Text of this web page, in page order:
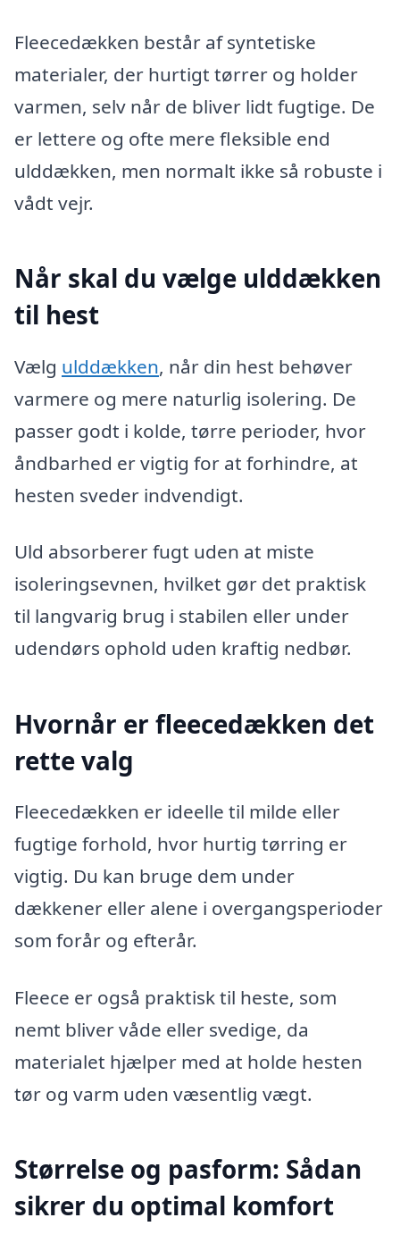
Fleecedækken består af syntetiske
materialer, der hurtigt tørrer og holder
varmen, selv når de bliver lidt fugtige. De
er lettere og ofte mere fleksible end
ulddækken, men normalt ikke så robuste i
vådt vejr.
Når skal du vælge ulddækken
til hest
Vælg ulddækken, når din hest behøver
varmere og mere naturlig isolering. De
passer godt i kolde, tørre perioder, hvor
åndbarhed er vigtig for at forhindre, at
hesten sveder indvendigt.
Uld absorberer fugt uden at miste
isoleringsevnen, hvilket gør det praktisk
til langvarig brug i stabilen eller under
udendørs ophold uden kraftig nedbør.
Hvornår er fleecedækken det
rette valg
Fleecedækken er ideelle til milde eller
fugtige forhold, hvor hurtig tørring er
vigtig. Du kan bruge dem under
dækkener eller alene i overgangsperioder
som forår og efterår.
Fleece er også praktisk til heste, som
nemt bliver våde eller svedige, da
materialet hjælper med at holde hesten
tør og varm uden væsentlig vægt.
Størrelse og pasform: Sådan
sikrer du optimal komfort